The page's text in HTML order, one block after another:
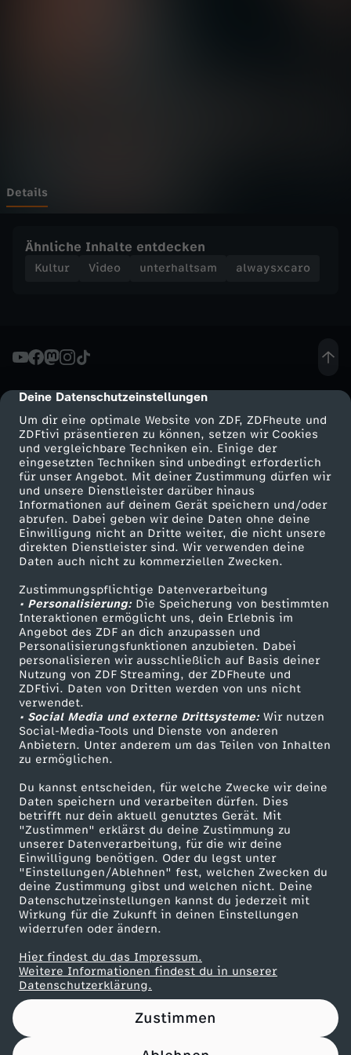
cmp-dialog-description
Deine Datenschutzeinstellungen
Um dir eine optimale Website von ZDF, ZDFheute und
ZDFtivi präsentieren zu können, setzen wir Cookies
und vergleichbare Techniken ein. Einige der
eingesetzten Techniken sind unbedingt erforderlich
für unser Angebot. Mit deiner Zustimmung dürfen wir
und unsere Dienstleister darüber hinaus
Informationen auf deinem Gerät speichern und/oder
abrufen. Dabei geben wir deine Daten ohne deine
Einwilligung nicht an Dritte weiter, die nicht unsere
direkten Dienstleister sind. Wir verwenden deine
Daten auch nicht zu kommerziellen Zwecken.
Zustimmungspflichtige Datenverarbeitung
• Personalisierung:Die Speicherung von bestimmten
Interaktionen ermöglicht uns, dein Erlebnis im
Angebot des ZDF an dich anzupassen und
Personalisierungsfunktionen anzubieten. Dabei
personalisieren wir ausschließlich auf Basis deiner
Nutzung von ZDF Streaming, der ZDFheute und
ZDFtivi. Daten von Dritten werden von uns nicht
verwendet.
• Social Media und externe Drittsysteme:Wir nutzen
Social-Media-Tools und Dienste von anderen
Anbietern. Unter anderem um das Teilen von Inhalten
zu ermöglichen.
Du kannst entscheiden, für welche Zwecke wir deine
Daten speichern und verarbeiten dürfen. Dies
betrifft nur dein aktuell genutztes Gerät. Mit
"Zustimmen" erklärst du deine Zustimmung zu
unserer Datenverarbeitung, für die wir deine
Einwilligung benötigen. Oder du legst unter
"Einstellungen/Ablehnen" fest, welchen Zwecken du
deine Zustimmung gibst und welchen nicht. Deine
Datenschutzeinstellungen kannst du jederzeit mit
Wirkung für die Zukunft in deinen Einstellungen
widerrufen oder ändern.
Hier findest du das Impressum.
Weitere Informationen findest du in unserer
Datenschutzerklärung.
Zustimmen
S
R
E
N
S
O
N
G
Q
U
I
Z
-
E
r
k
e
n
n
s
Details
Ähnliche Inhalte entdecken
Kultur Video unterhaltsam alwaysxcaro
Mehr ZDF
ZDF-Apps
Smart TV
ZDFtext
Livestreams
Sendungen A-Z
TV-Programm
Service
ZDFmitreden
Kontakt zum ZDF
Tickets
Zuschauerservice
Hilfe
ZDF Unternehmen
Karriere
ZDF goes Schule
Werbefernsehen
Mainzelmännchen
Partner